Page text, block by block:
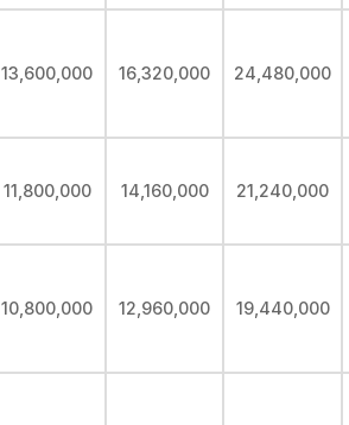
13,600,000 16,320,000 24,480,000
11,800,000 14,160,000 21,240,000
10,800,000 12,960,000 19,440,000